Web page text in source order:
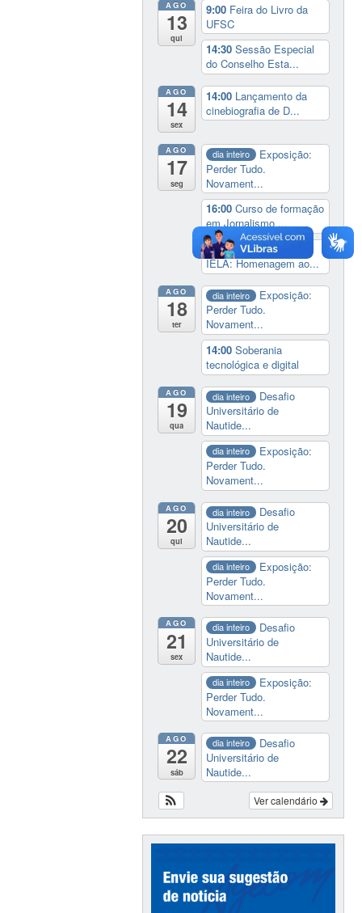
AGO
13
qui
9:00 Feira do Livro da
UFSC
14:30Sessão Especial
do Conselho Esta...
AGO
14
sex
14:00 Lançamento da
cinebiografia de D...
AGO
17
seg
dia inteiro
Exposição:
Perder Tudo.
Novament...
16:00Curso de formação
em Jornalismo ...
19:00 Aula Magna do
IELA: Homenagem ao...
AGO
18
ter
dia inteiro
Exposição:
Perder Tudo.
Novament...
14:00Soberania
tecnológica e digital
AGO
19
qua
dia inteiro
Desafio
Universitário de
Nautide...
dia inteiro
Exposição:
Perder Tudo.
Novament...
AGO
20
qui
dia inteiro
Desafio
Universitário de
Nautide...
dia inteiro
Exposição:
Perder Tudo.
Novament...
AGO
21
sex
dia inteiro
Desafio
Universitário de
Nautide...
dia inteiro
Exposição:
Perder Tudo.
Novament...
AGO
22
sáb
dia inteiro
Desafio
Universitário de
Nautide...
Ver calendário